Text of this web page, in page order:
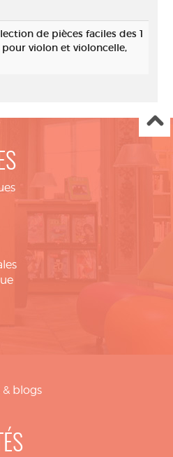
de pièces faciles des 1
pour violon et violoncelle,
& blogs